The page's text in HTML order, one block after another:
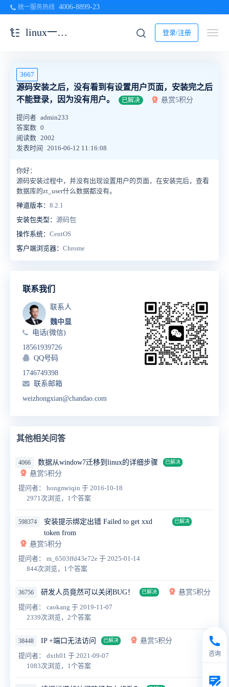
统一服务热线 4006-8899-23
登录/注册
linux一键安装包
3667
源码安装之后，没有看到有设置用户页面，安装完之后
不能登录，因为没有用户。
已解决 悬赏5积分
提问者 admin233
答案数 0
阅读数 2002
发表时间
2016-06-12 11:16:08
你好：
源码安装过程中，并没有出现设置用户的页面，在安装完后，查看
数据库的zt_user什么数据都没有。
禅道版本： 8.2.1
安装包类型： 源码包
操作系统： CentOS
客户端浏览器： Chrome
联系我们
联系人
魏中显
电话(微信)
18561939726
QQ号码
1746749398
联系邮箱
weizhongxian@chandao.com
其他相关问答
4066 数据从window7迁移到linux的详细步骤 已解决
悬赏5积分
提问者： hongmeiqin 于 2016-10-18
2971次浏览，1个答案
598374
安装提示绑定出错 Failed to get xxd
token from
已解决
悬赏5积分
提问者： m_6503ffd43e72e 于 2025-01-14
844次浏览，1个答案
36756 研发人员竟然可以关闭BUG！ 已解决
悬赏5积分
提问者： caokang 于 2019-11-07
2339次浏览，2个答案
38448 IP +端口无法访问 已解决
悬赏5积分
提问者： dxth01 于 2021-09-07
1083次浏览，1个答案
咨询